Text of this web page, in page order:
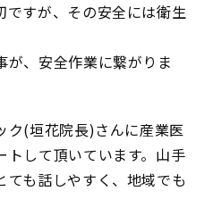
ですが、その安全には衛生
、安全作業に繋がりま
ク(垣花院長)さんに産業医
トして頂いています。山手
も話しやすく、地域でも